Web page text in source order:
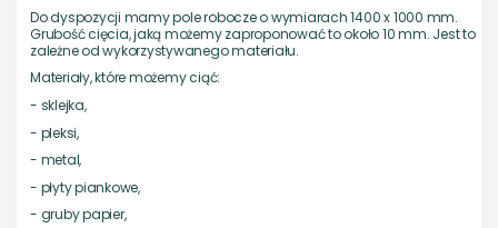
Do dyspozycji mamy pole robocze o wymiarach 1400 x 1000 mm.
Grubość cięcia, jaką możemy zaproponować to około 10 mm. Jest to
zależne od wykorzystywanego materiału.
Materiały, które możemy ciąć:
- sklejka,
- pleksi,
- metal,
- płyty piankowe,
- gruby papier,